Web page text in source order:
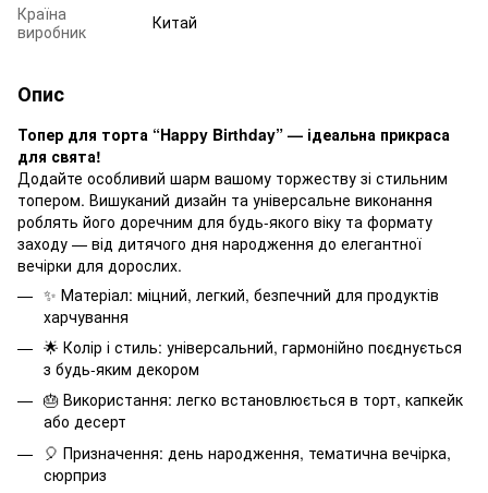
Країна
виробник
Китай
Опис
Топер для торта “Happy Birthday” — ідеальна прикраса
для свята!
Додайте особливий шарм вашому торжеству зі стильним
топером. Вишуканий дизайн та універсальне виконання
роблять його доречним для будь-якого віку та формату
заходу — від дитячого дня народження до елегантної
вечірки для дорослих.
✨ Матеріал: міцний, легкий, безпечний для продуктів
харчування
🌟 Колір і стиль: універсальний, гармонійно поєднується
з будь-яким декором
🎂 Використання: легко встановлюється в торт, капкейк
або десерт
🎈 Призначення: день народження, тематична вечірка,
сюрприз